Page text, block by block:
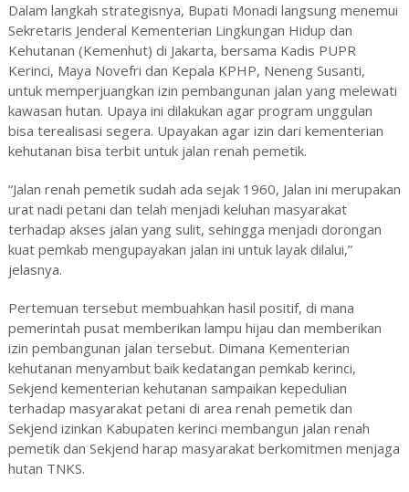
Dalam langkah strategisnya, Bupati Monadi langsung menemui
Sekretaris Jenderal Kementerian Lingkungan Hidup dan
Kehutanan (Kemenhut) di Jakarta, bersama Kadis PUPR
Kerinci, Maya Novefri dan Kepala KPHP, Neneng Susanti,
untuk memperjuangkan izin pembangunan jalan yang melewati
kawasan hutan. Upaya ini dilakukan agar program unggulan
bisa terealisasi segera. Upayakan agar izin dari kementerian
kehutanan bisa terbit untuk jalan renah pemetik.
“Jalan renah pemetik sudah ada sejak 1960, Jalan ini merupakan
urat nadi petani dan telah menjadi keluhan masyarakat
terhadap akses jalan yang sulit, sehingga menjadi dorongan
kuat pemkab mengupayakan jalan ini untuk layak dilalui,”
jelasnya.
Pertemuan tersebut membuahkan hasil positif, di mana
pemerintah pusat memberikan lampu hijau dan memberikan
izin pembangunan jalan tersebut. Dimana Kementerian
kehutanan menyambut baik kedatangan pemkab kerinci,
Sekjend kementerian kehutanan sampaikan kepedulian
terhadap masyarakat petani di area renah pemetik dan
Sekjend izinkan Kabupaten kerinci membangun jalan renah
pemetik dan Sekjend harap masyarakat berkomitmen menjaga
hutan TNKS.